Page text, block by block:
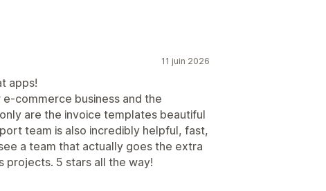
11 juin 2026
apps!
e-commerce business and the
are the invoice templates beautiful
team is also incredibly helpful, fast,
a team that actually goes the extra
projects. 5 stars all the way!